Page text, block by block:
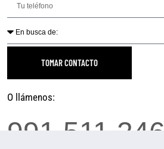
TOMAR CONTACTO
O llámenos:
991 511 246